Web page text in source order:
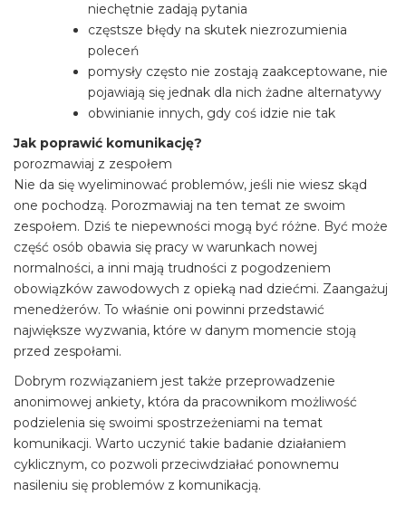
niechętnie zadają pytania
częstsze błędy na skutek niezrozumienia
poleceń
pomysły często nie zostają zaakceptowane, nie
pojawiają się jednak dla nich żadne alternatywy
obwinianie innych, gdy coś idzie nie tak
Jak poprawić komunikację?
porozmawiaj z zespołem
Nie da się wyeliminować problemów, jeśli nie wiesz skąd
one pochodzą. Porozmawiaj na ten temat ze swoim
zespołem. Dziś te niepewności mogą być różne. Być może
część osób obawia się pracy w warunkach nowej
normalności, a inni mają trudności z pogodzeniem
obowiązków zawodowych z opieką nad dziećmi. Zaangażuj
menedżerów. To właśnie oni powinni przedstawić
największe wyzwania, które w danym momencie stoją
przed zespołami.
Dobrym rozwiązaniem jest także przeprowadzenie
anonimowej ankiety, która da pracownikom możliwość
podzielenia się swoimi spostrzeżeniami na temat
komunikacji. Warto uczynić takie badanie działaniem
cyklicznym, co pozwoli przeciwdziałać ponownemu
nasileniu się problemów z komunikacją.